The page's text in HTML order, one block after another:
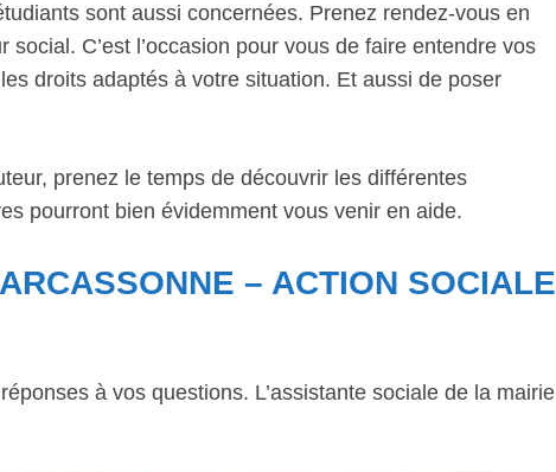
sont aussi concernées. Prenez rendez-vous en
social. C’est l’occasion pour vous de faire entendre vos
droits adaptés à votre situation. Et aussi de poser
prenez le temps de découvrir les différentes
pourront bien évidemment vous venir en aide.
– ACTION SOCIALE
à vos questions. L’assistante sociale de la mairie